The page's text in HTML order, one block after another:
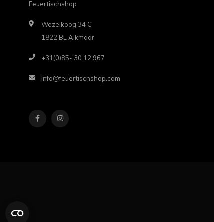
Feuertischshop
Wezelkoog 34 C
1822 BL Alkmaar
+31(0)85- 30 12 967
info@feuertischshop.com